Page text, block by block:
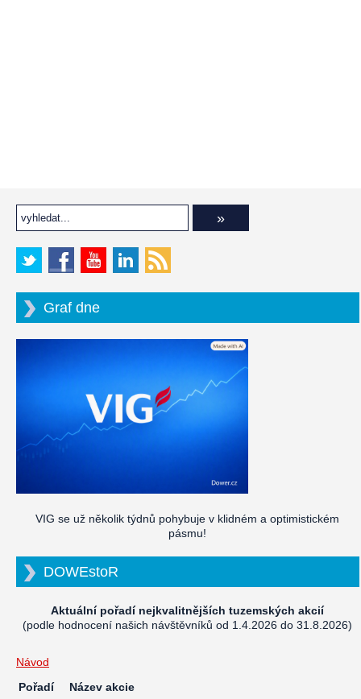
Graf dne
VIG se už několik týdnů pohybuje v klidném a optimistickém
pásmu!
DOWEstoR
Aktuální pořadí nejkvalitnějších tuzemských akcií
(podle hodnocení našich návštěvníků od 1.4.2026 do 31.8.2026)
Návod
Pořadí
Název akcie